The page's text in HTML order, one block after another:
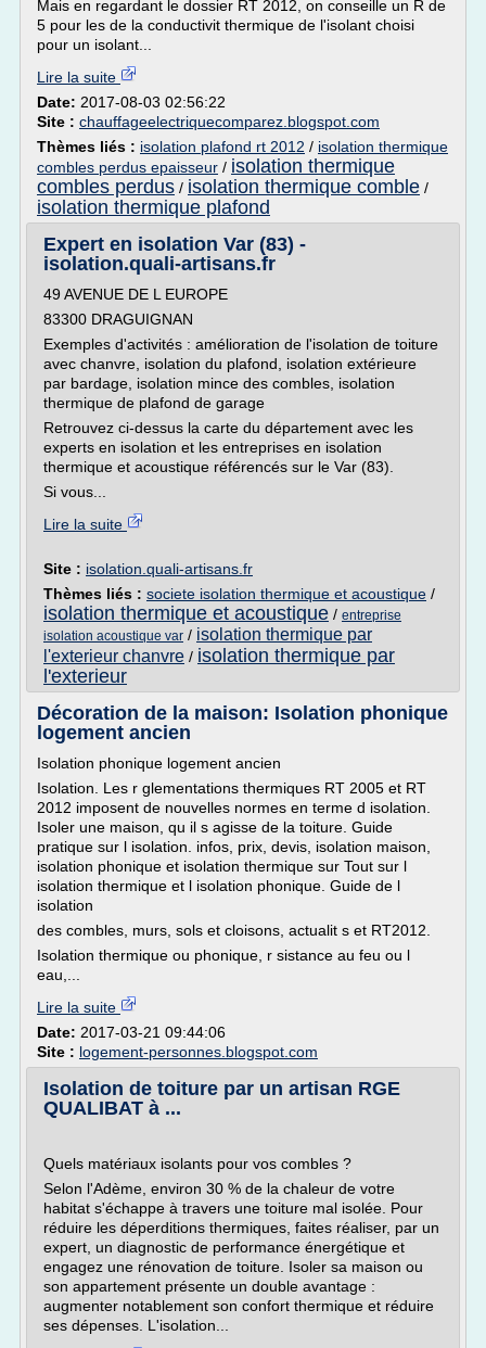
Mais en regardant le dossier RT 2012, on conseille un R de
5 pour les de la conductivit thermique de l'isolant choisi
pour un isolant...
Lire la suite
Date: 2017-08-03 02:56:22
Site : chauffageelectriquecomparez.blogspot.com
Thèmes liés : isolation plafond rt 2012 / isolation thermique
combles perdus epaisseur / isolation thermique
combles perdus / isolation thermique comble /
isolation thermique plafond
Expert en isolation Var (83) -
isolation.quali-artisans.fr
49 AVENUE DE L EUROPE
83300 DRAGUIGNAN
Exemples d'activités : amélioration de l'isolation de toiture
avec chanvre, isolation du plafond, isolation extérieure
par bardage, isolation mince des combles, isolation
thermique de plafond de garage
Retrouvez ci-dessus la carte du département avec les
experts en isolation et les entreprises en isolation
thermique et acoustique référencés sur le Var (83).
Si vous...
Lire la suite
Site : isolation.quali-artisans.fr
Thèmes liés : societe isolation thermique et acoustique /
isolation thermique et acoustique / entreprise
isolation acoustique var / isolation thermique par
l'exterieur chanvre / isolation thermique par
l'exterieur
Décoration de la maison: Isolation phonique
logement ancien
Isolation phonique logement ancien
Isolation. Les r glementations thermiques RT 2005 et RT
2012 imposent de nouvelles normes en terme d isolation.
Isoler une maison, qu il s agisse de la toiture. Guide
pratique sur l isolation. infos, prix, devis, isolation maison,
isolation phonique et isolation thermique sur Tout sur l
isolation thermique et l isolation phonique. Guide de l
isolation
des combles, murs, sols et cloisons, actualit s et RT2012.
Isolation thermique ou phonique, r sistance au feu ou l
eau,...
Lire la suite
Date: 2017-03-21 09:44:06
Site : logement-personnes.blogspot.com
Isolation de toiture par un artisan RGE
QUALIBAT à ...
Quels matériaux isolants pour vos combles ?
Selon l'Adème, environ 30 % de la chaleur de votre
habitat s'échappe à travers une toiture mal isolée. Pour
réduire les déperditions thermiques, faites réaliser, par un
expert, un diagnostic de performance énergétique et
engagez une rénovation de toiture. Isoler sa maison ou
son appartement présente un double avantage :
augmenter notablement son confort thermique et réduire
ses dépenses. L'isolation...